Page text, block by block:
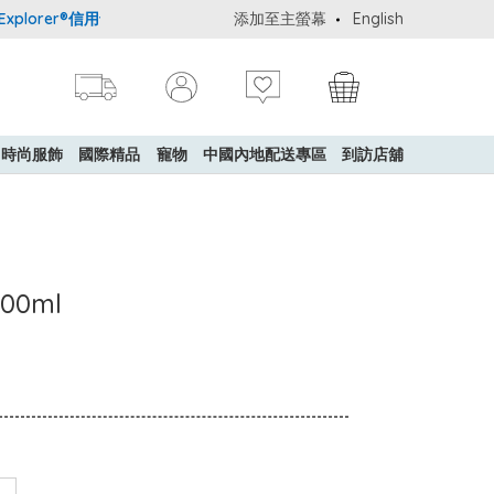
信用卡會員購物禮遇：高達5%簽賬回贈！ 購買一般貨品(冷凍
添加至主螢幕 English
時尚服飾 國際精品 寵物 中國內地配送專區 到訪店舖